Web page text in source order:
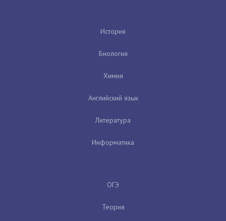
История
Биология
Химия
Английский язык
Литература
Информатика
ОГЭ
Теория